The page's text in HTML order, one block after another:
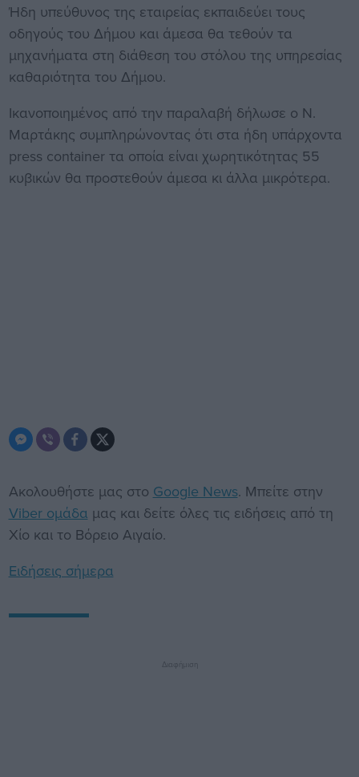
Ήδη υπεύθυνος της εταιρείας εκπαιδεύει τους
οδηγούς του Δήμου και άμεσα θα τεθούν τα
μηχανήματα στη διάθεση του στόλου της υπηρεσίας
καθαριότητα του Δήμου.
Ικανοποιημένος από την παραλαβή δήλωσε ο Ν.
Μαρτάκης συμπληρώνοντας ότι στα ήδη υπάρχοντα
press container τα οποία είναι χωρητικότητας 55
κυβικών θα προστεθούν άμεσα κι άλλα μικρότερα.
Ακολουθήστε μας στο Google News. Μπείτε στην
Viber ομάδα μας και δείτε όλες τις ειδήσεις από τη
Χίο και το Βόρειο Αιγαίο.
Ειδήσεις σήμερα
Διαφήμιση